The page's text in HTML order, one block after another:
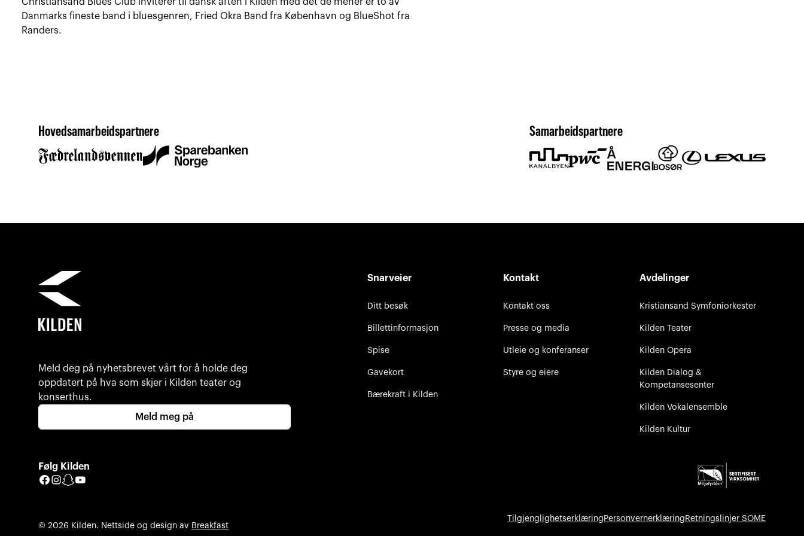
Danmarks fineste band i bluesgenren, Fried Okra Band fra København og BlueShot fra
Randers.
Hovedsamarbeidspartnere Samarbeidspartnere
Meld deg på nyhetsbrevet vårt for å holde deg
oppdatert på hva som skjer i Kilden teater og
konserthus.
Meld meg på
Følg Kilden
Facebook
Instagram
Snapchat
Snarveier
Ditt besøk
Billettinformasjon
Spise
Gavekort
Bærekraft i Kilden
Kontakt
Kontakt oss
Presse og media
Utleie og konferanser
Styre og eiere
Avdelinger
Kristiansand Symfoniorkester
Kilden Teater
Kilden Opera
Kilden Dialog &
Kompetansesenter
Kilden Vokalensemble
Kilden Kultur
© 2026 Kilden. Nettside og design av Breakfast
Tilgjenglighetserklæring Personvernerklæring Retningslinjer SOME